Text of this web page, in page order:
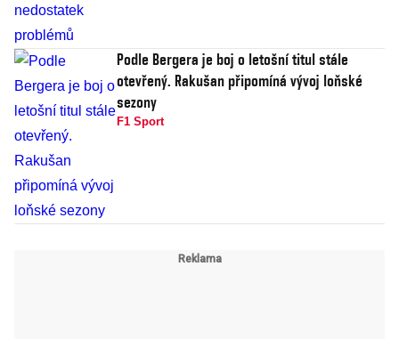
Podle Bergera je boj o letošní titul stále
otevřený. Rakušan připomíná vývoj loňské
sezony
F1 Sport